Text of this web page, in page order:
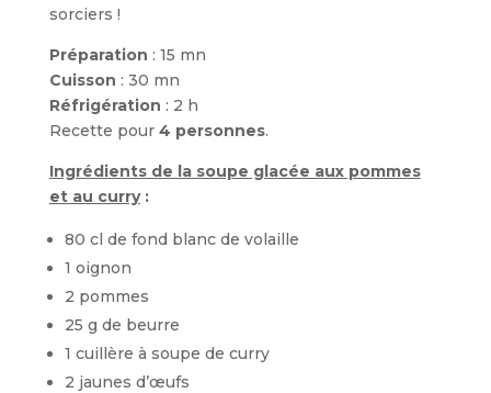
sorciers !
Préparation : 15 mn
Cuisson : 30 mn
Réfrigération : 2 h
Recette pour4 personnes.
Ingrédients de la soupe glacée aux pommes
et au curry:
80 cl de fond blanc de volaille
1 oignon
2 pommes
25 g de beurre
1 cuillère à soupe de curry
2 jaunes d’œufs